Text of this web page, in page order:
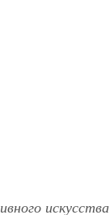
искусства